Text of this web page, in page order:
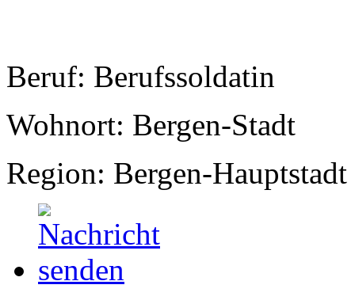
Beruf: Berufssoldatin
Wohnort: Bergen-Stadt
Region: Bergen-Hauptstadt